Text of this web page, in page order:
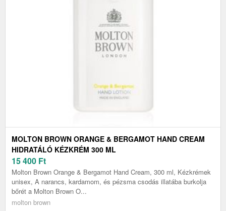
MOLTON BROWN ORANGE & BERGAMOT HAND CREAM
HIDRATÁLÓ KÉZKRÉM 300 ML
15 400 Ft
Molton Brown Orange & Bergamot Hand Cream, 300 ml, Kézkrémek
unisex, A narancs, kardamom, és pézsma csodás illatába burkolja
bőrét a Molton Brown O...
molton brown